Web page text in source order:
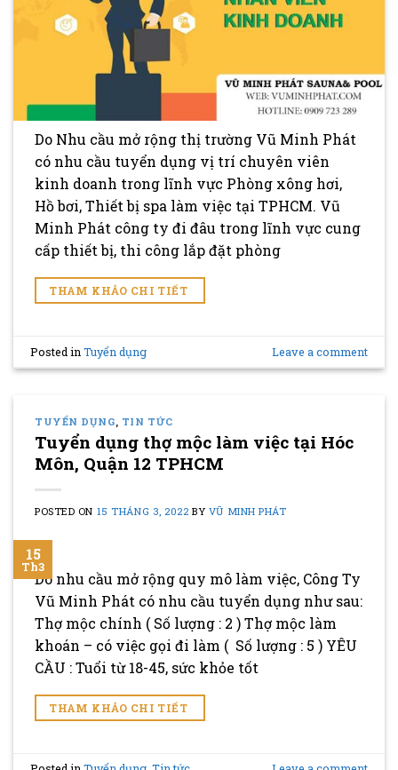
Do Nhu cầu mở rộng thị trường Vũ Minh Phát
có nhu cầu tuyển dụng vị trí chuyên viên
kinh doanh trong lĩnh vực Phòng xông hơi,
Hồ bơi, Thiết bị spa làm việc tại TPHCM. Vũ
Minh Phát công ty đi đâu trong lĩnh vực cung
cấp thiết bị, thi công lắp đặt phòng
THAM KHẢO CHI TIẾT
Posted inTuyển dụng Leave a comment
TUYỂN DỤNG, TIN TỨC
Tuyển dụng thợ mộc làm việc tại Hóc
Môn, Quận 12 TPHCM
POSTED ON 15 THÁNG 3, 2022 BY VŨ MINH PHÁT
15
Th3
Do nhu cầu mở rộng quy mô làm việc, Công Ty
Vũ Minh Phát có nhu cầu tuyển dụng như sau:
Thợ mộc chính ( Số lượng : 2 ) Thợ mộc làm
khoán – có việc gọi đi làm ( Số lượng : 5 ) YÊU
CẦU : Tuổi từ 18-45, sức khỏe tốt
THAM KHẢO CHI TIẾT